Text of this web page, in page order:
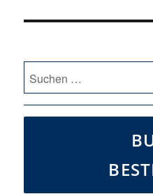
Suche
nach: